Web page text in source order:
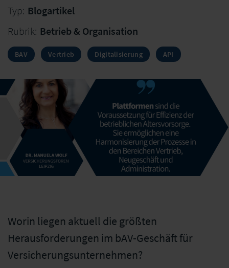
Typ: Blogartikel
Rubrik: Betrieb & Organisation
BAV Vertrieb Digitalisierung API
Worin liegen aktuell die größten
Herausforderungen im bAV-Geschäft für
Versicherungsunternehmen?